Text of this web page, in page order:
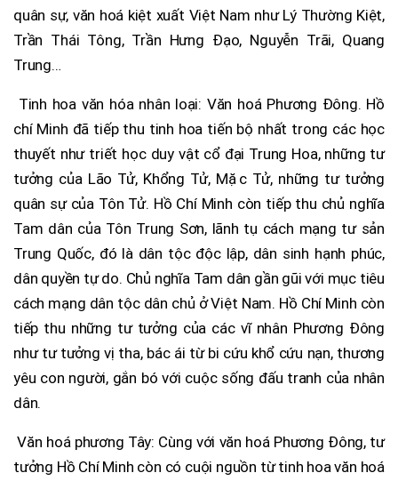
quân sự, văn hoá kiệt xuất Việt Nam như Lý Thường Kiệt,
Trần Thái Tông, Trần Hưng Đạo, Nguyễn Trãi, Quang
Trung…
Tinh hoa văn hóa nhân loại: Văn hoá Phương Đông. Hồ
chí Minh đã tiếp thu tinh hoa tiến bộ nhất trong các học
thuyết như triết học duy vật cổ đại Trung Hoa, những tư
tưởng của Lão Tử, Khổng Tử, Mặc Tử, những tư tưởng
quân sự của Tôn Tử. Hồ Chí Minh còn tiếp thu chủ nghĩa
Tam dân của Tôn Trung Sơn, lãnh tụ cách mạng tư sản
Trung Quốc, đó là dân tộc độc lập, dân sinh hạnh phúc,
dân quyền tự do. Chủ nghĩa Tam dân gần gũi với mục tiêu
cách mạng dân tộc dân chủ ở Việt Nam. Hồ Chí Minh còn
tiếp thu những tư tưởng của các vĩ nhân Phương Đông
như tư tưởng vị tha, bác ái từ bi cứu khổ cứu nạn, thương
yêu con người, gắn bó với cuộc sống đấu tranh của nhân
dân.
Văn hoá phương Tây: Cùng với văn hoá Phương Đông, tư
tưởng Hồ Chí Minh còn có cuội nguồn từ tinh hoa văn hoá